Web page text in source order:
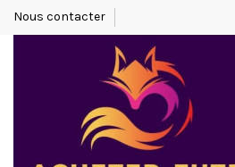
Nous contacter